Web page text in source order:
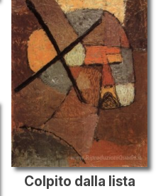
Colpito dalla lista